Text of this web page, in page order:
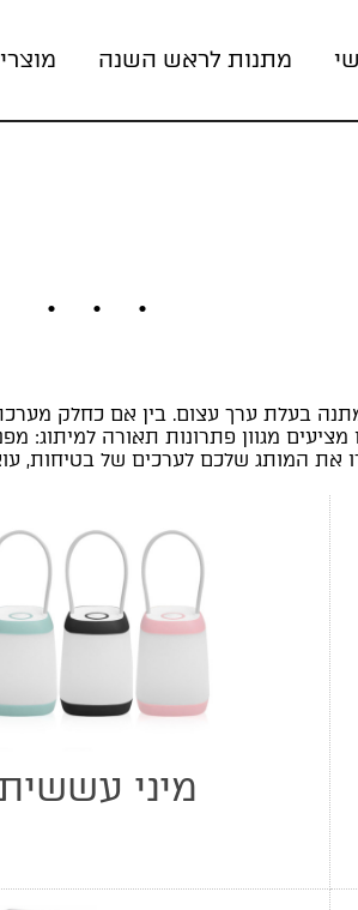
מתנות לראש השנה
בעלת ערך עצום. בין אם כחלק
המותג שלכם לערכים של בטיחות,
מיני